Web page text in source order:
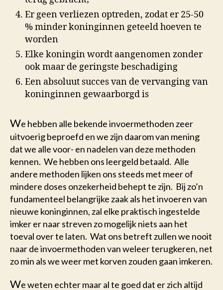
Er geen verliezen optreden, zodat er 25-50
% minder koninginnen geteeld hoeven te
worden
Elke koningin wordt aangenomen zonder
ook maar de geringste beschadiging
Een absoluut succes van de vervanging van
koninginnen gewaarborgd is
We hebben alle bekende invoermethoden zeer
uitvoerig beproefd en we zijn daarom van mening
dat we alle voor- en nadelen van deze methoden
kennen. We hebben ons leergeld betaald. Alle
andere methoden lijken ons steeds met meer of
mindere doses onzekerheid behept te zijn. Bij zo’n
fundamenteel belangrijke zaak als het invoeren van
nieuwe koninginnen, zal elke praktisch ingestelde
imker er naar streven zo mogelijk niets aan het
toeval over te laten. Wat ons betreft zullen we nooit
naar de invoermethoden van weleer terugkeren, net
zo min als we weer met korven zouden gaan imkeren.
We weten echter maar al te goed dat er zich altijd